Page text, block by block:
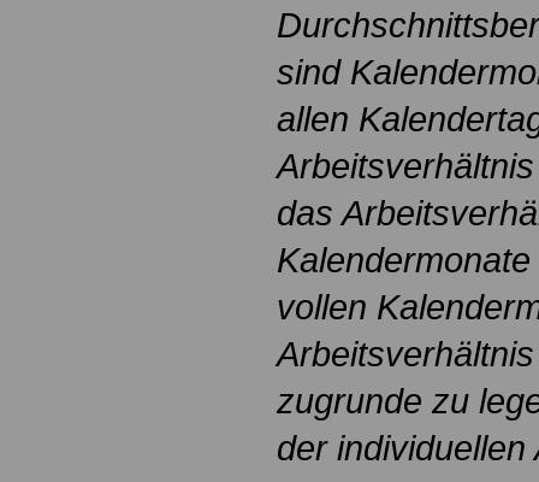
sind
allen
das
vollen
zugrunde zu
der